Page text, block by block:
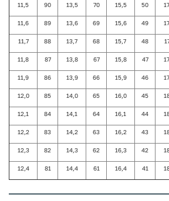
11,5 90 13,5 70 15,5 50
11,6 89 13,6 69 15,6 49
11,7 88 13,7 68 15,7 48
11,8 87 13,8 67 15,8 47
11,9 86 13,9 66 15,9 46
12,0 85 14,0 65 16,0 45
12,1 84 14,1 64 16,1 44
12,2 83 14,2 63 16,2 43
12,3 82 14,3 62 16,3 42
12,4 81 14,4 61 16,4 41